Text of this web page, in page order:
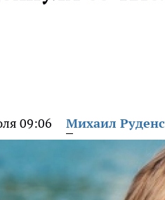
09:06 Михаил